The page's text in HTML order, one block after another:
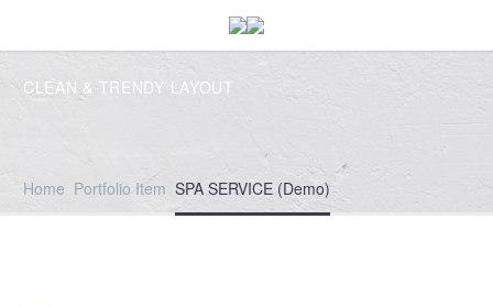
CLEAN & TRENDY LAYOUT
Home Portfolio Item SPA SERVICE (Demo)